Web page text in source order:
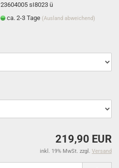
23604005 sI8023 ü
ca. 2-3 Tage (Ausland abweichend)
219,90 EUR
inkl. 19% MwSt. zzgl. Versand